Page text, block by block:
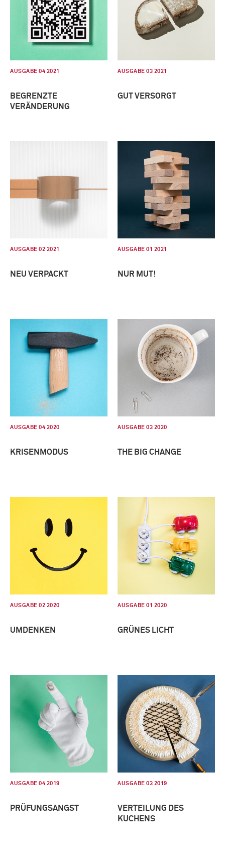
AUSGABE 04 2021
BEGRENZTE
VERÄNDERUNG
AUSGABE 03 2021
GUT VERSORGT
AUSGABE 02 2021
NEU VERPACKT
AUSGABE 01 2021
NUR MUT!
AUSGABE 04 2020
KRISENMODUS
AUSGABE 03 2020
THE BIG CHANGE
AUSGABE 02 2020
UMDENKEN
AUSGABE 01 2020
GRÜNES LICHT
AUSGABE 04 2019
PRÜFUNGSANGST
AUSGABE 03 2019
VERTEILUNG DES
KUCHENS